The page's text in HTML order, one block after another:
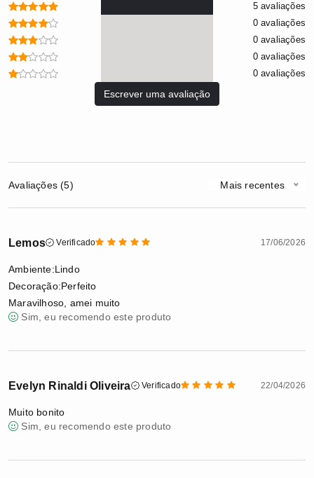
5 avaliações
0 avaliações
0 avaliações
0 avaliações
0 avaliações
Escrever uma avaliação
Avaliações (5) Mais recentes
Lemos Verificado 17/06/2026
Ambiente:Lindo
Decoração:Perfeito
Maravilhoso, amei muito
Sim, eu recomendo este produto
Evelyn Rinaldi Oliveira Verificado 22/04/2026
Muito bonito
Sim, eu recomendo este produto